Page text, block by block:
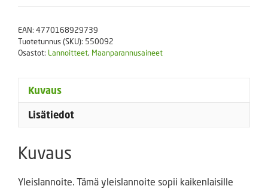
500
EAN: 4770168929739
Tuotetunnus (SKU): 550092
Osastot: Lannoitteet, Maanparannusaineet
Kuvaus
Lisätiedot
Kuvaus
Yleislannoite. Tämä yleislannoite sopii kaikenlaisille